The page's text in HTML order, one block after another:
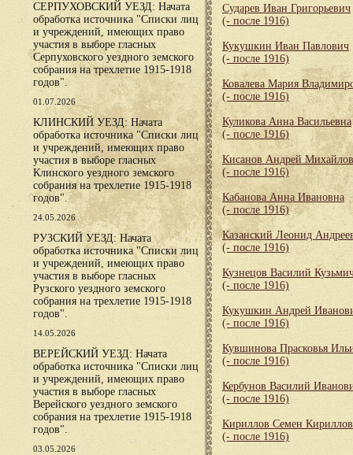
СЕРПУХОВСКИЙ УЕЗД: Начата
обработка источника "Списки лиц
и учреждений, имеющих право
участия в выборе гласных
Серпуховского уездного земского
собрания на трехлетие 1915-1918
годов".
01.07.2026
КЛИНСКИЙ УЕЗД: Начата
обработка источника "Списки лиц
и учреждений, имеющих право
участия в выборе гласных
Клинского уездного земского
собрания на трехлетие 1915-1918
годов".
24.05.2026
РУЗСКИЙ УЕЗД: Начата
обработка источника "Списки лиц
и учреждений, имеющих право
участия в выборе гласных
Рузского уездного земского
собрания на трехлетие 1915-1918
годов".
14.05.2026
ВЕРЕЙСКИЙ УЕЗД: Начата
обработка источника "Списки лиц
и учреждений, имеющих право
участия в выборе гласных
Верейского уездного земского
собрания на трехлетие 1915-1918
годов".
03.05.2026
Сударев Иван Григорьевич
(- после 1916)
Кукушкин Иван Павлович
(- после 1916)
Ковалева Мария
(- после 1916)
Куликова Анна Васильевна
(- после 1916)
Кисанов Андрей
(- после 1916)
Кабанова Анна Ивановна
(- после 1916)
Казанский Леонид
(- после 1916)
Кузнецов Василий
(- после 1916)
Кукушкин Андрей
(- после 1916)
Кувшинова Прасковья
(- после 1916)
Кербунов Василий
(- после 1916)
Кириллов Семен
(- после 1916)